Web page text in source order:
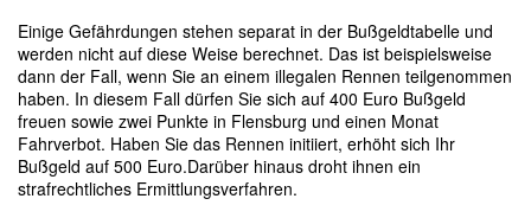
Einige Gefährdungen stehen separat in der Bußgeldtabelle und
werden nicht auf diese Weise berechnet. Das ist beispielsweise
dann der Fall, wenn Sie an einem illegalen Rennen teilgenommen
haben. In diesem Fall dürfen Sie sich auf 400 Euro Bußgeld
freuen sowie zwei Punkte in Flensburg und einen Monat
Fahrverbot. Haben Sie das Rennen initiiert, erhöht sich Ihr
Bußgeld auf 500 Euro.Darüber hinaus droht ihnen ein
strafrechtliches Ermittlungsverfahren.